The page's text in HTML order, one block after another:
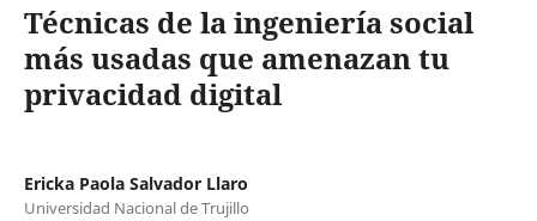
Técnicas de la ingeniería social
más usadas que amenazan tu
privacidad digital
Ericka Paola Salvador Llaro
Universidad Nacional de Trujillo